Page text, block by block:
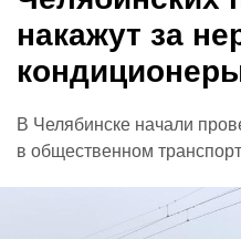
накажут за
В Челябинске начали
в общественном